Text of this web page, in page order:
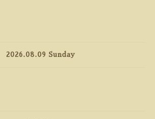
2026.08.09 Sunday